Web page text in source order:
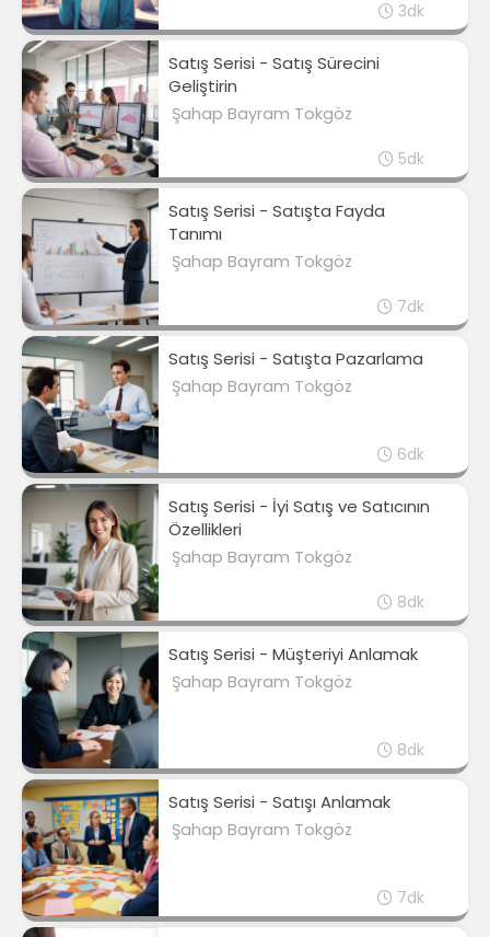
3dk
Satış Serisi - Satış Sürecini
Geliştirin
Şahap Bayram Tokgöz
5dk
Satış Serisi - Satışta Fayda
Tanımı
Şahap Bayram Tokgöz
7dk
Satış Serisi - Satışta Pazarlama
Şahap Bayram Tokgöz
6dk
Satış Serisi - İyi Satış ve Satıcının
Özellikleri
Şahap Bayram Tokgöz
8dk
Satış Serisi - Müşteriyi Anlamak
Şahap Bayram Tokgöz
8dk
Satış Serisi - Satışı Anlamak
Şahap Bayram Tokgöz
7dk